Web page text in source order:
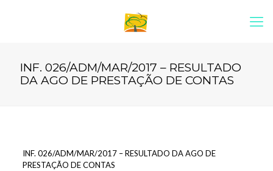
INF. 026/ADM/MAR/2017 – RESULTADO
DA AGO DE PRESTAÇÃO DE CONTAS
INF. 026/ADM/MAR/2017 – RESULTADO DA AGO DE
PRESTAÇÃO DE CONTAS